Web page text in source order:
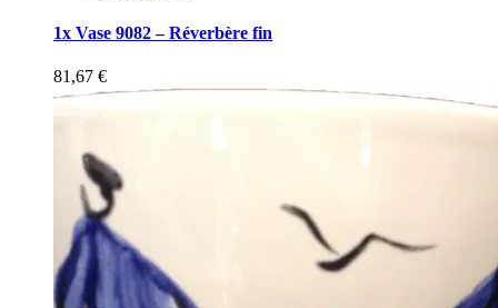
1x Vase 9082 – Réverbère fin
81,67 €